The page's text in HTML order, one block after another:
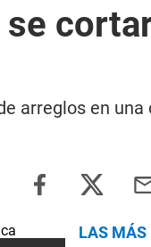
arreglos en
LAS MÁS